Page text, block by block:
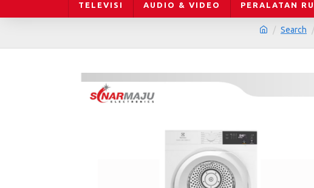
TELEVISI AUDIO & VIDEO PERALATAN
Search